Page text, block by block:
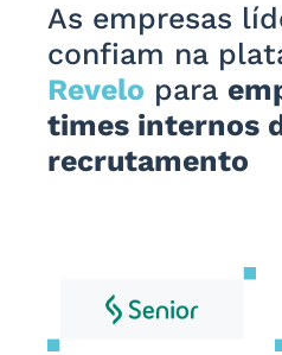
As empresas
confiam na
Revelo para
times internos
recrutamento